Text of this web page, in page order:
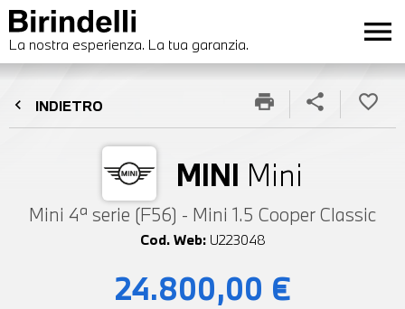
La nostra esperienza. La tua garanzia. menu
chevron_left INDIETRO
MINI Mini
Mini 4ª serie (F56) - Mini 1.5 Cooper Classic
Cod. Web: U223048
print share favorite_border
24.800,00 €